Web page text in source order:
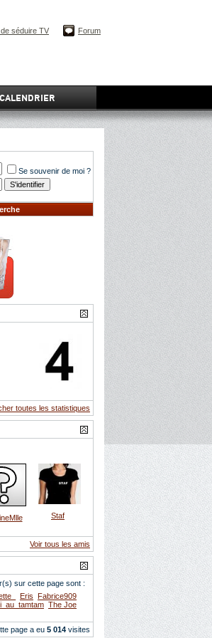
CALENDRIER
séduire TV Forum
Se souvenir de moi ?
toutes les statistiques
Staf
Voir tous les amis
sur cette page sont :
Eris Fabrice909
The Joe
page a eu 5 014 visites